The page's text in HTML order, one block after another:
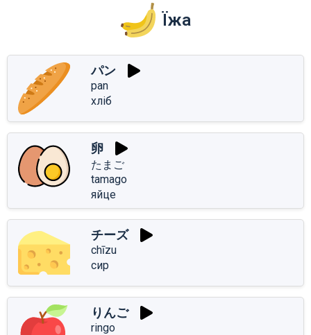
Їжа
パン
pan
хліб
卵
たまご
tamago
яйце
チーズ
chīzu
сир
りんご
ringo